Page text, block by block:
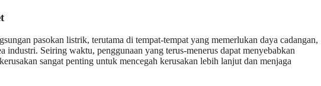
pasokan listrik, terutama di tempat-tempat yang memerlukan daya cadangan,
industri. Seiring waktu, penggunaan yang terus-menerus dapat menyebabkan
sangat penting untuk mencegah kerusakan lebih lanjut dan menjaga